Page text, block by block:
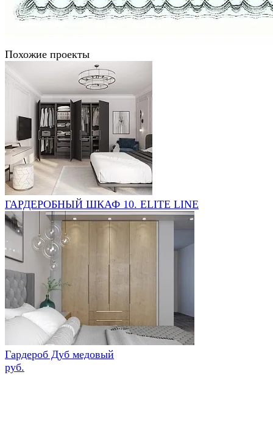
Похожие проекты
ГАРДЕРОБНЫЙ ШКАФ 10. ELITE LINE
Гардероб Дуб медовый
руб.